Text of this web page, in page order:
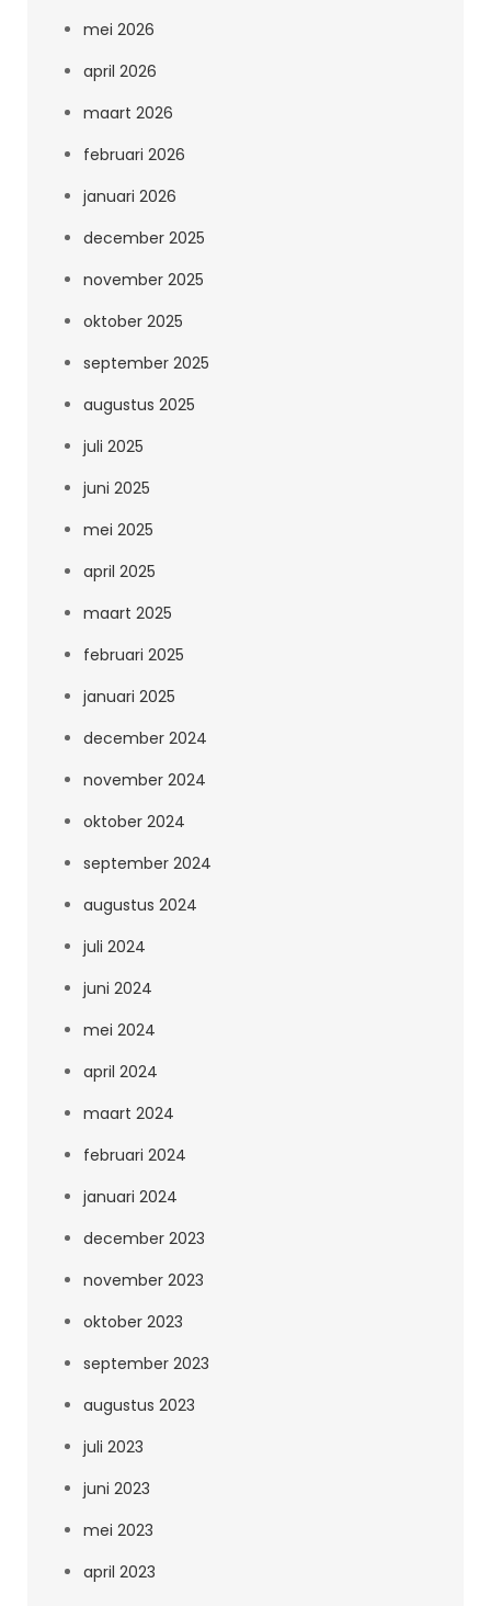
mei 2026
april 2026
maart 2026
februari 2026
januari 2026
december 2025
november 2025
oktober 2025
september 2025
augustus 2025
juli 2025
juni 2025
mei 2025
april 2025
maart 2025
februari 2025
januari 2025
december 2024
november 2024
oktober 2024
september 2024
augustus 2024
juli 2024
juni 2024
mei 2024
april 2024
maart 2024
februari 2024
januari 2024
december 2023
november 2023
oktober 2023
september 2023
augustus 2023
juli 2023
juni 2023
mei 2023
april 2023